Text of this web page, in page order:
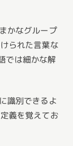
かなグループ
られた言葉な
では細かな解
識別できるよ
義を覚えてお